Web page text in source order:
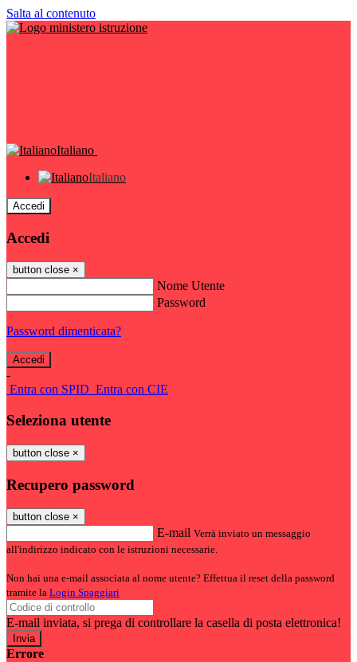
Salta al contenuto
Italiano
Italiano
Accedi
Accedi
button close ×
Nome Utente
Password
Password dimenticata?
-
Entra con SPID Entra con CIE
Seleziona utente
button close ×
Recupero password
button close ×
E-mail Verrà inviato un messaggio
all'indirizzo indicato con le istruzioni necessarie.
Non hai una e-mail associata al nome utente? Effettua il reset della password
tramite la Login Spaggiari
E-mail inviata, si prega di controllare la casella di posta elettronica!
Errore